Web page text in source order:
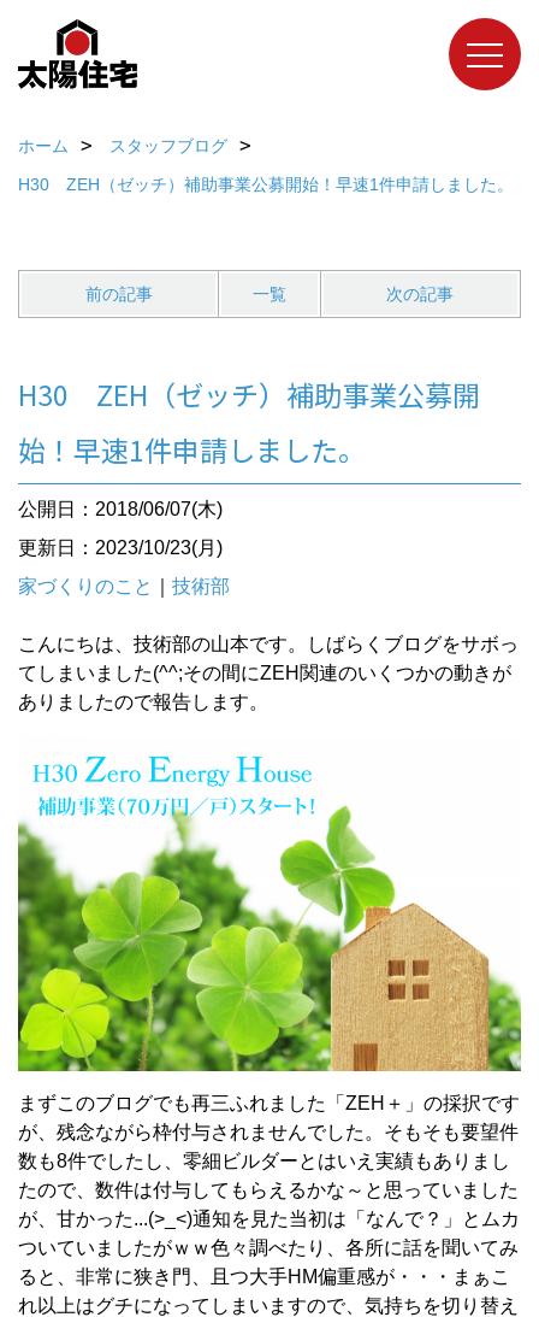
ホーム
スタッフブログ
H30 ZEH（ゼッチ）補助事業公募開始！早速1件申請しました。
前の記事 一覧 次の記事
H30 ZEH（ゼッチ）補助事業公募開
始！早速1件申請しました。
公開日：2018/06/07(木)
更新日：2023/10/23(月)
家づくりのこと
技術部
こんにちは、技術部の山本です。しばらくブログをサボっ
てしまいました(^^;その間にZEH関連のいくつかの動きが
ありましたので報告します。
まずこのブログでも再三ふれました「ZEH＋」の採択です
が、残念ながら枠付与されませんでした。そもそも要望件
数も8件でしたし、零細ビルダーとはいえ実績もありまし
たので、数件は付与してもらえるかな～と思っていました
が、甘かった...(>_<)通知を見た当初は「なんで？」とムカ
ついていましたがｗｗ色々調べたり、各所に話を聞いてみ
ると、非常に狭き門、且つ大手HM偏重感が・・・まぁこ
れ以上はグチになってしまいますので、気持ちを切り替え